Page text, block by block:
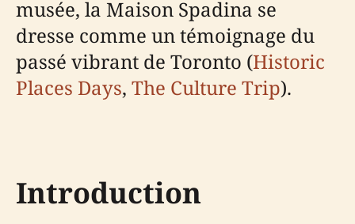
musée, la Maison Spadina se
dresse comme un témoignage du
passé vibrant de Toronto (Historic
Places Days, The Culture Trip).
Introduction